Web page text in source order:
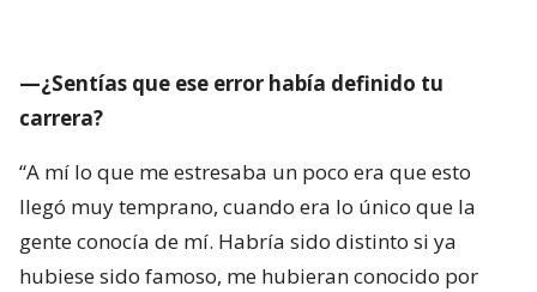
—¿Sentías que ese error había definido tu
carrera?
“A mí lo que me estresaba un poco era que esto
llegó muy temprano, cuando era lo único que la
gente conocía de mí. Habría sido distinto si ya
hubiese sido famoso, me hubieran conocido por